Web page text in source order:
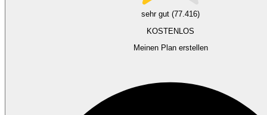
sehr gut (77.416)
KOSTENLOS
Meinen Plan erstellen